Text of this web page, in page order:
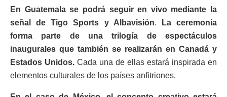
En Guatemala se podrá seguir en vivo mediante la
señal de Tigo Sports y Albavisión.
La ceremonia
forma parte de una trilogía de espectáculos
inaugurales que también se realizarán en Canadá y
Estados Unidos. Cada una de ellas estará inspirada en
elementos culturales de los países anfitriones.